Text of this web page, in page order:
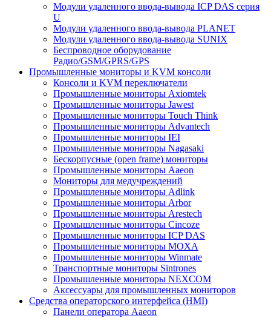
Модули удаленного ввода-вывода ICP DAS серия
U
Модули удаленного ввода-вывода PLANET
Модули удаленного ввода-вывода SUNIX
Беспроводное оборудование
Радио/GSM/GPRS/GPS
Промышленные мониторы и KVM консоли
Консоли и KVM переключатели
Промышленные мониторы Axiomtek
Промышленные мониторы Jawest
Промышленные мониторы Touch Think
Промышленные мониторы Advantech
Промышленные мониторы IEI
Промышленные мониторы Nagasaki
Бескорпусные (open frame) мониторы
Промышленные мониторы Aaeon
Мониторы для медучреждений
Промышленные мониторы Adlink
Промышленные мониторы Arbor
Промышленные мониторы Arestech
Промышленные мониторы Cincoze
Промышленные мониторы ICP DAS
Промышленные мониторы MOXA
Промышленные мониторы Winmate
Транспортные мониторы Sintrones
Промышленные мониторы NEXCOM
Аксессуары для промышленных мониторов
Средства операторского интерфейса (HMI)
Панели оператора Aaeon